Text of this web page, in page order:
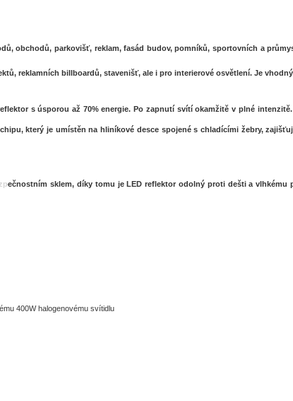
obchodů, parkovišť, reklam, fasád budov, pomníků, sportovních a
reklamních billboardů, stavenišť, ale i pro interierové osvětlení. Je
s úsporou až 70% energie. Po zapnutí svítí okamžitě v plné
který je umístěn na hliníkové desce spojené s chladícími žebry,
sklem, díky tomu je LED reflektor odolný proti dešti a
400W halogenovému svítidlu